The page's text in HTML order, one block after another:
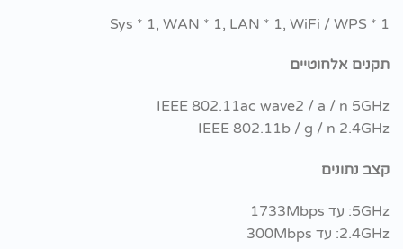
Sys * 1, WAN * 1, LAN * 1, WiFi / WPS * 1
תקנים אלחוטיים
IEEE 802.11ac wave2 / a / n 5GHz
IEEE 802.11b / g / n 2.4GHz
קצב נתונים
5GHz: עד 1733Mbps
2.4GHz: עד 300Mbps